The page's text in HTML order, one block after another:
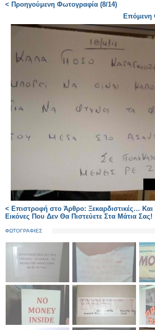
< Προηγούμενη Φωτογραφία (8/14)
Επόμενη
< Επιστροφή στο Άρθρο: Ξεκαρδιστικές… Και
Εικόνες Που Δεν Θα Πιστεύετε Στα Μάτια Σας!
ΦΩΤΟΓΡΑΦΙΕΣ